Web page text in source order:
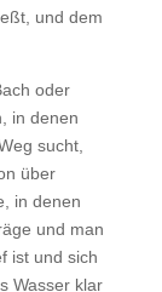
und dem
oder
in denen
sucht,
über
in denen
und man
ist und sich
Wasser klar